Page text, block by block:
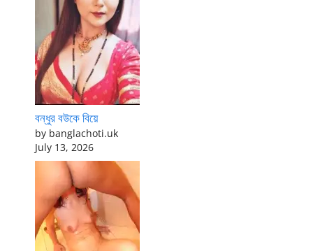
বন্ধুর বউকে বিয়ে
by banglachoti.uk
July 13, 2026